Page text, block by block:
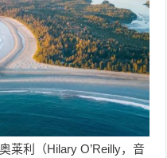
莱利（Hilary O’Reilly，音